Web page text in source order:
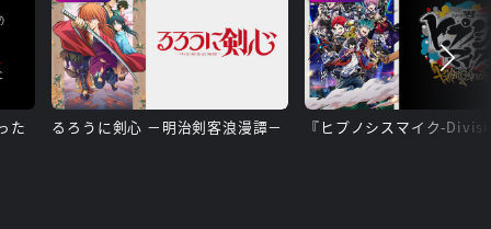
た るろうに剣心 －明治剣客浪漫譚－